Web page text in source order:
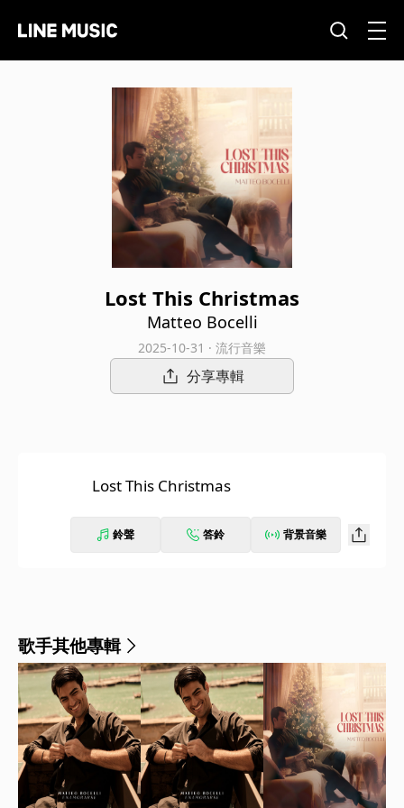
Lost This Christmas
Matteo Bocelli
2025-10-31 · 流行音樂
分享專輯
Lost This Christmas
鈴聲 答鈴 背景音樂
歌手其他專輯